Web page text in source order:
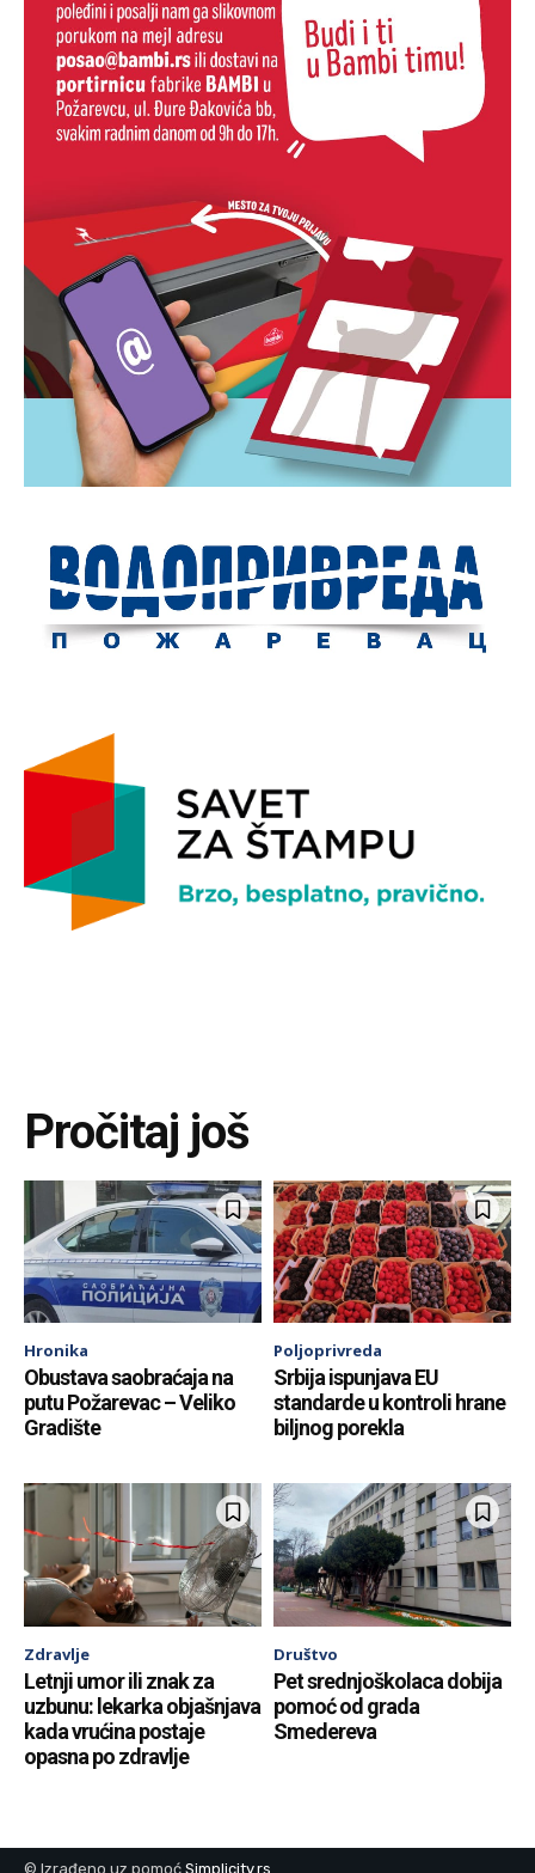
Pročitaj još
Hronika
Obustava saobraćaja na
putu Požarevac – Veliko
Gradište
Poljoprivreda
Srbija ispunjava EU
standarde u kontroli hrane
biljnog porekla
Zdravlje
Letnji umor ili znak za
uzbunu: lekarka objašnjava
kada vrućina postaje
opasna po zdravlje
Društvo
Pet srednjoškolaca dobija
pomoć od grada
Smedereva
© Izrađeno uz pomoć Simplicity.rs